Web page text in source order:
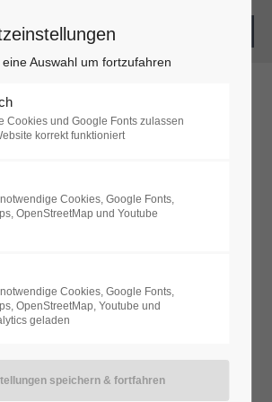
Auswahl um fortzufahren
Cookies und Google Fonts zulassen
korrekt funktioniert
Cookies, Google Fonts,
OpenStreetMap und Youtube
Cookies, Google Fonts,
OpenStreetMap, Youtube und
geladen
password?
nach der
Grundverordnung
im Sinne der Datenschutzgesetze,
Datenschutzgrundverordnung
Dr. Heinz-Peter Göbel
Kontaktdaten unseres